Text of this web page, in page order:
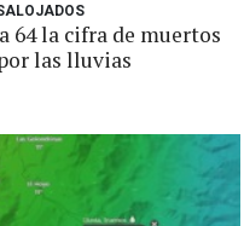
64 la cifra de muertos
las lluvias